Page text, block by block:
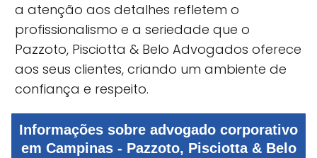
a atenção aos detalhes refletem o
profissionalismo e a seriedade que o
Pazzoto, Pisciotta & Belo Advogados oferece
aos seus clientes, criando um ambiente de
confiança e respeito.
Informações sobre advogado corporativo
em Campinas - Pazzoto, Pisciotta & Belo